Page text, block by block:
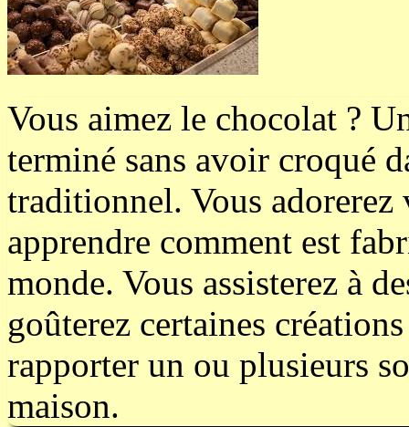
Vous aimez le chocolat ?
terminé sans avoir croqué
traditionnel. Vous
apprendre comment est
monde. Vous assisterez à
goûterez certaines
rapporter un ou plusieurs
maison.